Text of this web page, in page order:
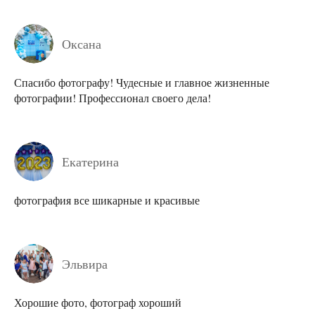
Оксана
Спасибо фотографу! Чудесные и главное жизненные
фотографии! Профессионал своего дела!
Екатерина
фотография все шикарные и красивые
Эльвира
Хорошие фото, фотограф хороший